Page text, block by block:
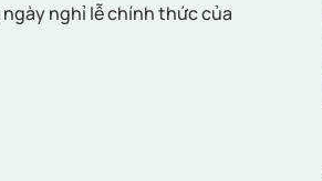
nghỉ lễ chính thức của